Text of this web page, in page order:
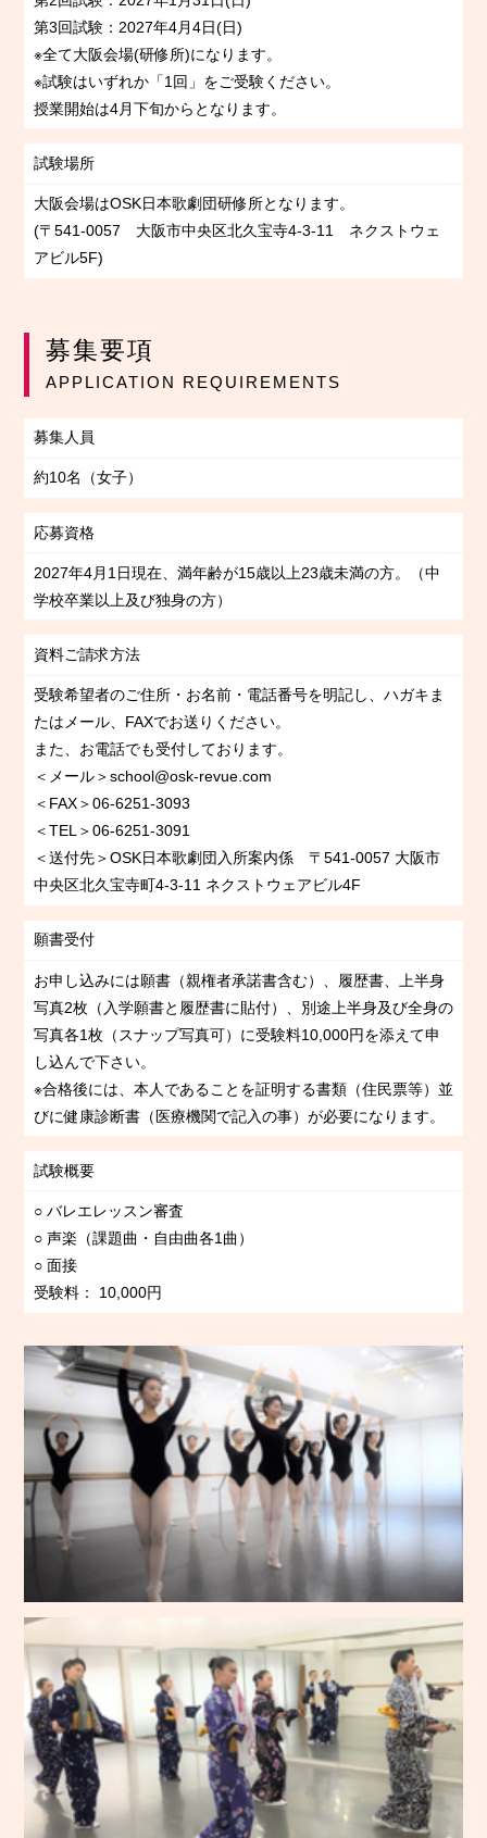
第3回試験：2027年4月4日(日)
※全て大阪会場(研修所)になります。
※試験はいずれか「1回」をご受験ください。
授業開始は4月下旬からとなります。
試験場所
大阪会場はOSK日本歌劇団研修所となります。
(〒541-0057 大阪市中央区北久宝寺4-3-11 ネクストウェ
アビル5F)
募集要項
APPLICATION REQUIREMENTS
募集人員
約10名（女子）
応募資格
2027年4月1日現在、満年齢が15歳以上23歳未満の方。（中
学校卒業以上及び独身の方）
資料ご請求方法
受験希望者のご住所・お名前・電話番号を明記し、ハガキま
たはメール、FAXでお送りください。
また、お電話でも受付しております。
＜メール＞school@osk-revue.com
＜FAX＞06-6251-3093
＜TEL＞06-6251-3091
＜送付先＞OSK日本歌劇団入所案内係 〒541-0057 大阪市
中央区北久宝寺町4-3-11 ネクストウェアビル4F
願書受付
お申し込みには願書（親権者承諾書含む）、履歴書、上半身
写真2枚（入学願書と履歴書に貼付）、別途上半身及び全身の
写真各1枚（スナップ写真可）に受験料10,000円を添えて申
し込んで下さい。
※合格後には、本人であることを証明する書類（住民票等）並
びに健康診断書（医療機関で記入の事）が必要になります。
試験概要
○ バレエレッスン審査
○ 声楽（課題曲・自由曲各1曲）
○ 面接
受験料： 10,000円